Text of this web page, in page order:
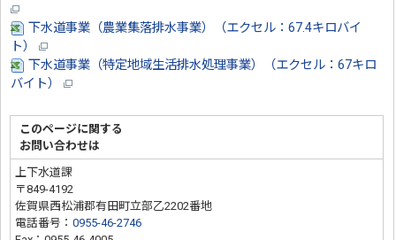
下水道事業（農業集落排水事業）（エクセル：67.4キロバイ
ト）
下水道事業（特定地域生活排水処理事業）（エクセル：67キロ
バイト）
このページに関する
お問い合わせは
上下水道課
〒849-4192
佐賀県西松浦郡有田町立部乙2202番地
電話番号：0955-46-2746